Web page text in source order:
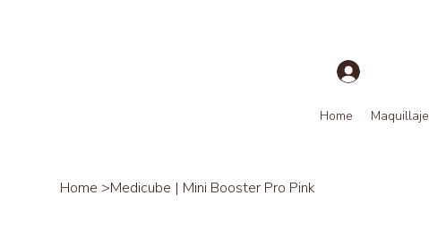
Home Maquillaje
Home >Medicube | Mini Booster Pro Pink